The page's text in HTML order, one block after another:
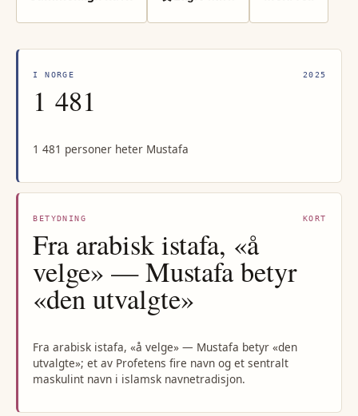
I NORGE 2025
1 481
1 481 personer heter Mustafa
BETYDNING KORT
Fra arabisk istafa, «å
velge» — Mustafa betyr
«den utvalgte»
Fra arabisk istafa, «å velge» — Mustafa betyr «den
utvalgte»; et av Profetens fire navn og et sentralt
maskulint navn i islamsk navnetradisjon.